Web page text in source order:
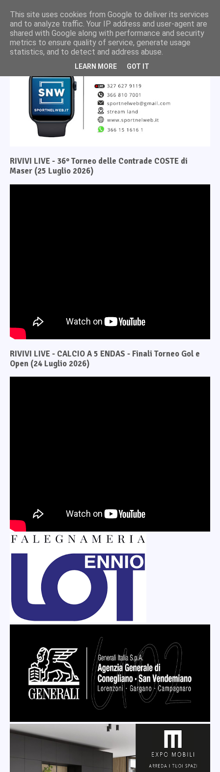
RIVIVI LIVE - 36° Torneo delle Contrade COSTE di
Maser (25 Luglio 2026)
RIVIVI LIVE - CALCIO A 5 ENDAS - Finali Torneo Gol e
Open (24 Luglio 2026)
This site uses cookies from Google to deliver its services
and to analyze traffic. Your IP address and user-agent are
shared with Google along with performance and security
metrics to ensure quality of service, generate usage
statistics, and to detect and address abuse.
LEARN MORE GOT IT